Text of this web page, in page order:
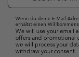
Wenn du deine E-Mail-
erhältst einen
We will use your email
offers and promotional
we will process your
withdraw your consent.